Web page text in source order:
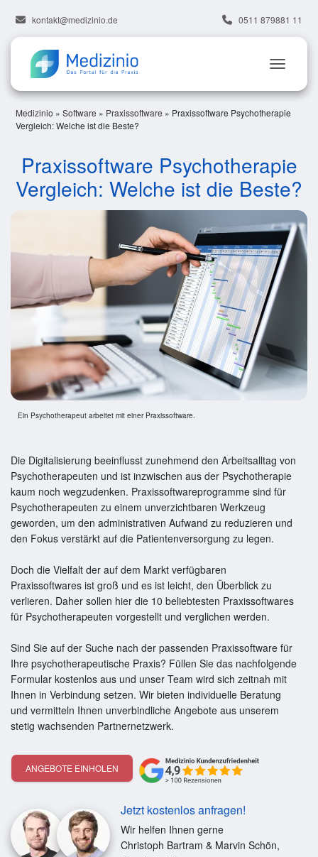
kontakt@medizinio.de 0511 879881 11
Medizinio » Software » Praxissoftware » Praxissoftware Psychotherapie
Vergleich: Welche ist die Beste?
Praxissoftware Psychotherapie
Vergleich: Welche ist die Beste?
Die Digitalisierung beeinflusst zunehmend den Arbeitsalltag von
Psychotherapeuten und ist inzwischen aus der Psychotherapie
kaum noch wegzudenken. Praxissoftwareprogramme sind für
Psychotherapeuten zu einem unverzichtbaren Werkzeug
geworden, um den administrativen Aufwand zu reduzieren und
den Fokus verstärkt auf die Patientenversorgung zu legen.
Doch die Vielfalt der auf dem Markt verfügbaren
Praxissoftwares ist groß und es ist leicht, den Überblick zu
verlieren. Daher sollen hier die 10 beliebtesten Praxissoftwares
für Psychotherapeuten vorgestellt und verglichen werden.
Sind Sie auf der Suche nach der passenden Praxissoftware für
Ihre psychotherapeutische Praxis? Füllen Sie das nachfolgende
Formular kostenlos aus und unser Team wird sich zeitnah mit
Ihnen in Verbindung setzen. Wir bieten individuelle Beratung
und vermitteln Ihnen unverbindliche Angebote aus unserem
stetig wachsenden Partnernetzwerk.
ANGEBOTE EINHOLEN
Jetzt kostenlos anfragen!
Wir helfen Ihnen gerne
Christoph Bartram & Marvin Schön,
Ein Psychotherapeut arbeitet mit einer Praxissoftware.